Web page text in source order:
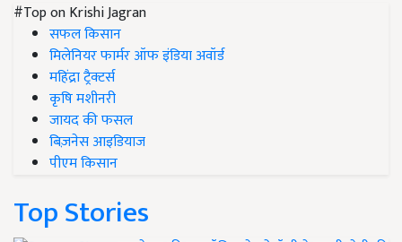
#Top on Krishi Jagran
सफल किसान
मिलेनियर फार्मर ऑफ इंडिया अवॉर्ड
महिंद्रा ट्रैक्टर्स
कृषि मशीनरी
जायद की फसल
बिज़नेस आइडियाज
पीएम किसान
Top Stories